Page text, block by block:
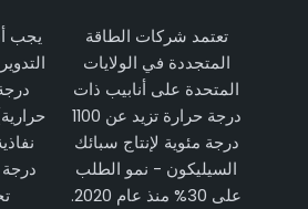
تعتمد شركات الطاقة
المتجددة في الولايات
المتحدة على أنابيب ذات
درجة حرارة تزيد عن 1100
درجة مئوية لإنتاج سبائك
السيليكون - نمو الطلب
على 30% منذ عام 2020.
يجب
درجة